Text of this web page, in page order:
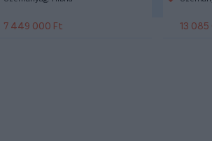
7 449 000 Ft 13